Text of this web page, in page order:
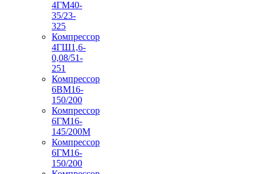
4ГМ40-
35/23-
325
Компрессор
4ГШ1,6-
0,08/51-
251
Компрессор
6ВМ16-
150/200
Компрессор
6ГМ16-
145/200М
Компрессор
6ГМ16-
150/200